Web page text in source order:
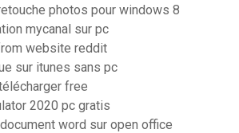
photos pour windows 8
mycanal sur pc
website reddit
sur itunes sans pc
free
2020 pc gratis
word sur open office